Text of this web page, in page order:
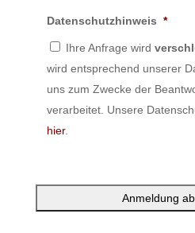
Datenschutzhinweis *
Ihre Anfrage wird
wird entsprechend unserer
uns zum Zwecke der
verarbeitet. Unsere
hier.